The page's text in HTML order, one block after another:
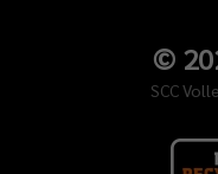
©
SCC